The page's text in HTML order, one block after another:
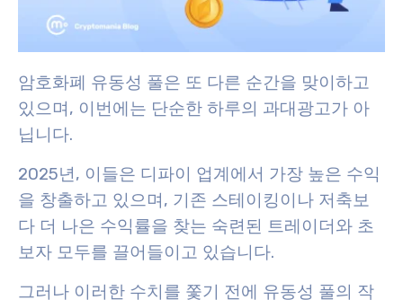
암호화폐 유동성 풀은 또 다른 순간을 맞이하고
있으며, 이번에는 단순한 하루의 과대광고가 아
닙니다.
2025년, 이들은 디파이 업계에서 가장 높은 수익
을 창출하고 있으며, 기존 스테이킹이나 저축보
다 더 나은 수익률을 찾는 숙련된 트레이더와 초
보자 모두를 끌어들이고 있습니다.
그러나 이러한 수치를 쫓기 전에 유동성 풀의 작